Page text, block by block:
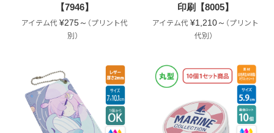
【7946】
¥275～
印刷【8005】
¥1,210～